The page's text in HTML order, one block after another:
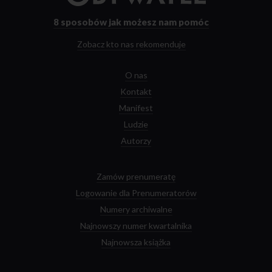
strony
8 sposobów jak możesz nam pomóc
Zobacz kto nas rekomenduje
O nas
Kontakt
Manifest
Ludzie
Autorzy
Zamów prenumeratę
Logowanie dla Prenumeratorów
Numery archiwalne
Najnowszy numer kwartalnika
Najnowsza książka